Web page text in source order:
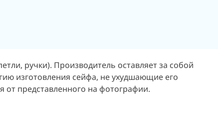
ручки). Производитель оставляет за собой
изготовления сейфа, не ухудшающие его
от представленного на фотографии.